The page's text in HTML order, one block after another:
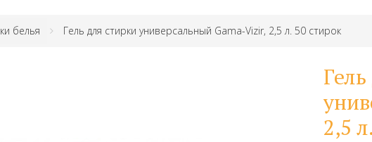
белья Гель для стирки универсальный Gama-Vizir, 2,5 л. 50 стирок
2,5